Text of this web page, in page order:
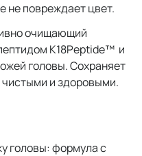
не повреждает цвет.
очищающий
K18Peptide™ и
головы. Сохраняет
чистыми и здоровыми.
головы: формула с